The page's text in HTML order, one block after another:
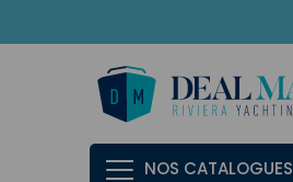
NOS CATALOGUES